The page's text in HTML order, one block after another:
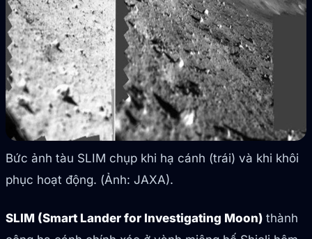
Bức ảnh tàu SLIM chụp khi hạ cánh (trái) và khi khôi
phục hoạt động. (Ảnh: JAXA).
SLIM (Smart Lander for Investigating Moon) thành